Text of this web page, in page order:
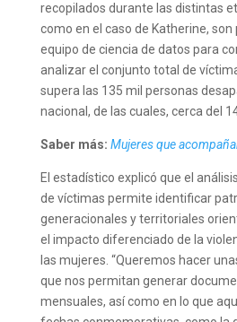
recopilados durante las distintas
como en el caso de Katherine, son
equipo de ciencia de datos para
analizar el conjunto total de
supera las 135 mil personas
nacional, de las cuales, cerca del
Saber más: Mujeres que
El estadístico explicó que el
de víctimas permite identificar
generacionales y territoriales
el impacto diferenciado de la
las mujeres. “Queremos hacer
que nos permitan generar
mensuales, así como en lo que